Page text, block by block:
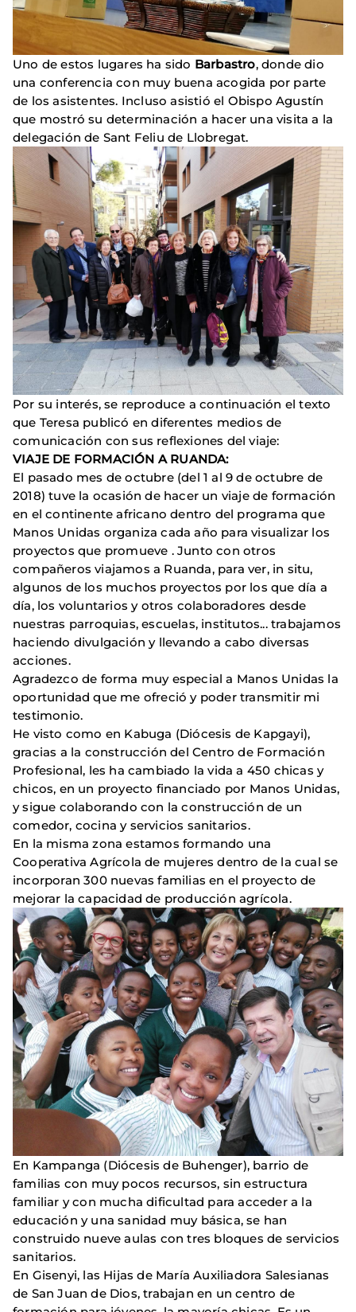
Uno de estos lugares ha sido Barbastro, donde dio
una conferencia con muy buena acogida por parte
de los asistentes. Incluso asistió el Obispo Agustín
que mostró su determinación a hacer una visita a la
delegación de Sant Feliu de Llobregat.
Por su interés, se reproduce a continuación el texto
que Teresa publicó en diferentes medios de
comunicación con sus reflexiones del viaje:
VIAJE DE FORMACIÓN A RUANDA:
El pasado mes de octubre (del 1 al 9 de octubre de
2018) tuve la ocasión de hacer un viaje de formación
en el continente africano dentro del programa que
Manos Unidas organiza cada año para visualizar los
proyectos que promueve . Junto con otros
compañeros viajamos a Ruanda, para ver, in situ,
algunos de los muchos proyectos por los que día a
día, los voluntarios y otros colaboradores desde
nuestras parroquias, escuelas, institutos... trabajamos
haciendo divulgación y llevando a cabo diversas
acciones.
Agradezco de forma muy especial a Manos Unidas la
oportunidad que me ofreció y poder transmitir mi
testimonio.
He visto como en Kabuga (Diócesis de Kapgayi),
gracias a la construcción del Centro de Formación
Profesional, les ha cambiado la vida a 450 chicas y
chicos, en un proyecto financiado por Manos Unidas,
y sigue colaborando con la construcción de un
comedor, cocina y servicios sanitarios.
En la misma zona estamos formando una
Cooperativa Agrícola de mujeres dentro de la cual se
incorporan 300 nuevas familias en el proyecto de
mejorar la capacidad de producción agrícola.
En Kampanga (Diócesis de Buhenger), barrio de
familias con muy pocos recursos, sin estructura
familiar y con mucha dificultad para acceder a la
educación y una sanidad muy básica, se han
construido nueve aulas con tres bloques de servicios
sanitarios.
En Gisenyi, las Hijas de María Auxiliadora Salesianas
de San Juan de Dios, trabajan en un centro de